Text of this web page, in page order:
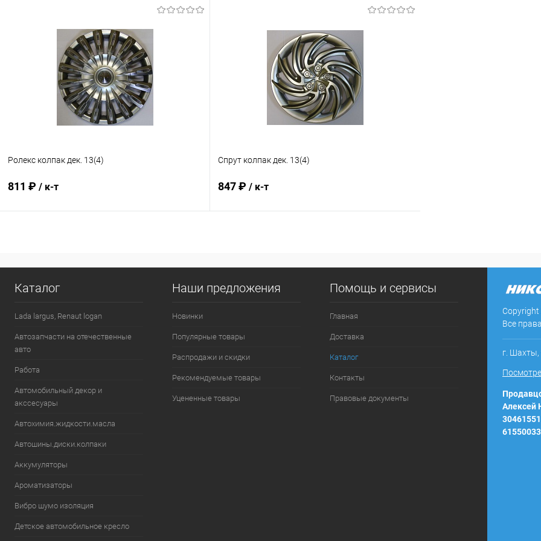
Купить в 1 клик К сравнению
В избранное В наличии
Купить в 1 клик К сравнению
В избранное В наличии
Ролекс колпак дек. 13(4)
811 ₽ / к-т
Купить в 1 клик К сравнению
В избранное
Спрут колпак дек. 13(4)
847 ₽ / к-т
Купить в 1 клик К сравнению
В избранное В наличии
Каталог
Lada largus, Renaut logan
Автозапчасти на отечественные
авто
Работа
Автомобильный декор и
акссесуары
Автохимия.жидкости.масла
Автошины.диски.колпаки
Аккумуляторы
Ароматизаторы
Вибро шумо изоляция
Детское автомобильное кресло
Наши предложения
Новинки
Популярные товары
Распродажи и скидки
Рекомендуемые товары
Уцененные товары
Помощь и сервисы
Главная
Доставка
Каталог
Контакты
Правовые документы
Все
г. Шахты,
Алексей